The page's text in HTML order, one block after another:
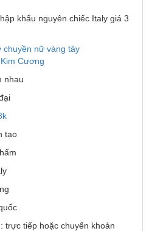
khẩu nguyên chiếc Italy giá 3
chuyền nữ vàng tây
Cương
nhau
tạo
trực tiếp hoặc chuyển khoản